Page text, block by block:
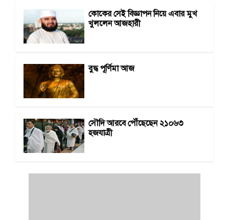
কোকের সেই বিজ্ঞাপন নিয়ে এবার মুখ
খুললেন আজহারী
বুদ্ধ পূর্ণিমা আজ
সৌদি আরবে পৌঁছেছেন ২১০৬৩
হজযাত্রী